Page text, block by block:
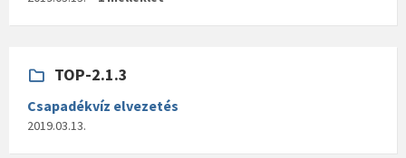
TOP-2.1.3
Csapadékvíz elvezetés
2019.03.13.